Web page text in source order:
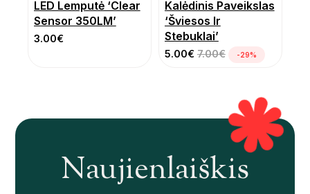
LED Lemputė ‘Clear
Sensor 350LM’
3.00€
Kalėdinis Paveikslas
‘Šviesos Ir
Stebuklai’
5.00€ 7.00€ -29%
Naujienlaiškis